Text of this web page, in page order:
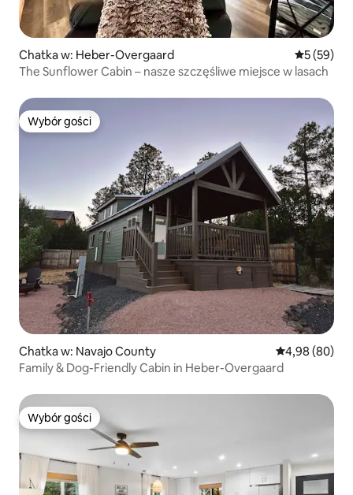
Chatka w: Heber-Overgaard Średnia
5 (59)
The Sunflower Cabin – nasze szczęśliwe miejsce w lasach
Wybór gości
Wybór gości
Chatka w: Navajo County Średnia
4,98 (80)
Family & Dog-Friendly Cabin in Heber-Overgaard
Wybór gości
Wybór gości